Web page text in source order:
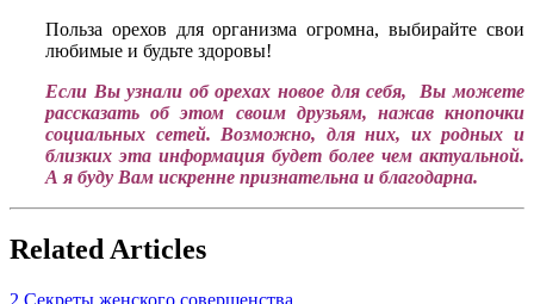
Польза орехов для организма огромна, выбирайте свои
любимые и будьте здоровы!
Если Вы узнали об орехах новое для себя, Вы можете
рассказать об этом своим друзьям, нажав кнопочки
социальных сетей. Возможно, для них, их родных и
близких эта информация будет более чем актуальной.
А я буду Вам искренне признательна и благодарна.
Related Articles
2 Секреты женского совершенства